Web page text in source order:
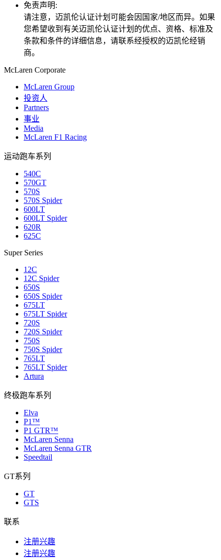
免责声明:
请注意，迈凯伦认证计划可能会因国家/地区而异。如果
您希望收到有关迈凯伦认证计划的优点、资格、标准及
条款和条件的详细信息，请联系经授权的迈凯伦经销
商。
McLaren Corporate
McLaren Group
投资人
Partners
事业
Media
McLaren F1 Racing
运动跑车系列
540C
570GT
570S
570S Spider
600LT
600LT Spider
620R
625C
Super Series
12C
12C Spider
650S
650S Spider
675LT
675LT Spider
720S
720S Spider
750S
750S Spider
765LT
765LT Spider
Artura
终极跑车系列
Elva
P1™
P1 GTR™
McLaren Senna
McLaren Senna GTR
Speedtail
GT系列
GT
GTS
联系
注册兴趣
注册兴趣